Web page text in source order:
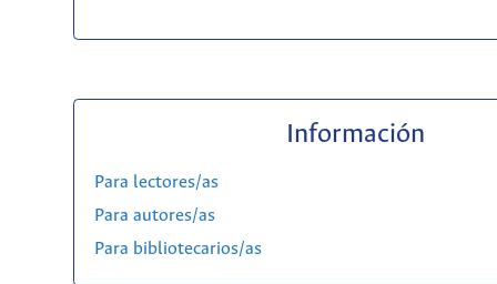
Información
Para lectores/as
Para autores/as
Para bibliotecarios/as